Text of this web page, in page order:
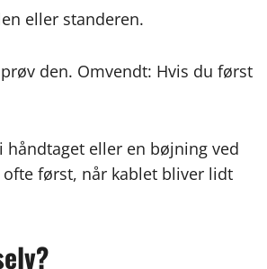
eller standeren.
den. Omvendt: Hvis du først
håndtaget eller en bøjning ved
først, når kablet bliver lidt